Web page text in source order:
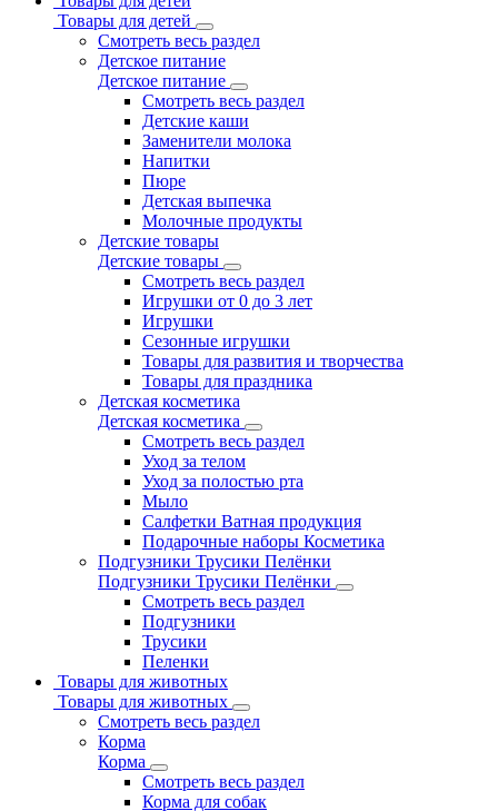
Товары для детей
Смотреть весь раздел
Детское питание
Детское питание
Смотреть весь раздел
Детские каши
Заменители молока
Напитки
Пюре
Детская выпечка
Молочные продукты
Детские товары
Детские товары
Смотреть весь раздел
Игрушки от 0 до 3 лет
Игрушки
Сезонные игрушки
Товары для развития и творчества
Товары для праздника
Детская косметика
Детская косметика
Смотреть весь раздел
Уход за телом
Уход за полостью рта
Мыло
Салфетки Ватная продукция
Подарочные наборы Косметика
Подгузники Трусики Пелёнки
Подгузники Трусики Пелёнки
Смотреть весь раздел
Подгузники
Трусики
Пеленки
Товары для животных
Товары для животных
Смотреть весь раздел
Корма
Корма
Смотреть весь раздел
Корма для собак